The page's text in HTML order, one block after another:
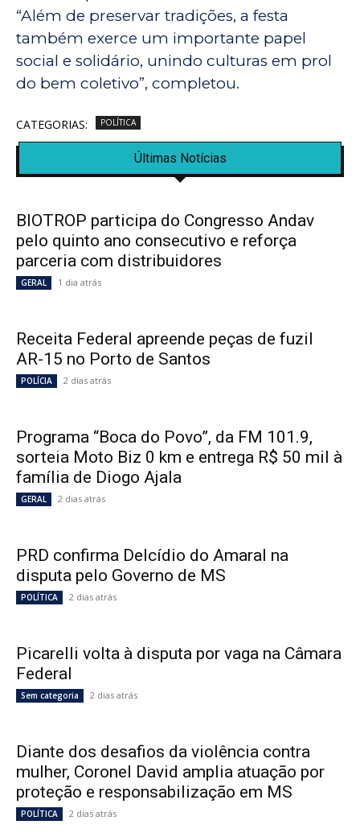
“Além de preservar tradições, a festa
também exerce um importante papel
social e solidário, unindo culturas em prol
do bem coletivo”, completou.
CATEGORIAS: POLÍTICA
Últimas Notícias
BIOTROP participa do Congresso Andav
pelo quinto ano consecutivo e reforça
parceria com distribuidores
GERAL 1 dia atrás
Receita Federal apreende peças de fuzil
AR-15 no Porto de Santos
POLÍCIA 2 dias atrás
Programa “Boca do Povo”, da FM 101.9,
sorteia Moto Biz 0 km e entrega R$ 50 mil à
família de Diogo Ajala
GERAL 2 dias atrás
PRD confirma Delcídio do Amaral na
disputa pelo Governo de MS
POLÍTICA 2 dias atrás
Picarelli volta à disputa por vaga na Câmara
Federal
Sem categoria 2 dias atrás
Diante dos desafios da violência contra
mulher, Coronel David amplia atuação por
proteção e responsabilização em MS
POLÍTICA 2 dias atrás